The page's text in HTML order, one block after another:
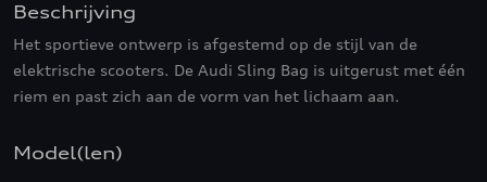
Beschrijving
Het sportieve ontwerp is afgestemd op de stijl van de
elektrische scooters. De Audi Sling Bag is uitgerust met één
riem en past zich aan de vorm van het lichaam aan.
Model(len)